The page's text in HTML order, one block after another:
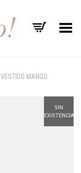
Menú
VESTIDO MANGO
SIN
EXISTENCIAS